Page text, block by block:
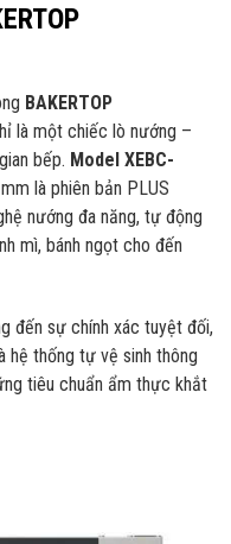
BAKERTOP
là một chiếc lò nướng –
bếp. Model XEBC-
là phiên bản PLUS
nướng đa năng, tự động
mì, bánh ngọt cho đến
đến sự chính xác tuyệt đối,
hệ thống tự vệ sinh thông
tiêu chuẩn ẩm thực khắt